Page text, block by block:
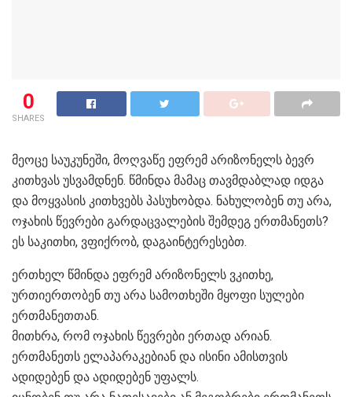
0
SHARES
მეოცე საუკუნეში, მოღვაწე ეფრემ არიზონელს ბევრ
კითხვას უსვამდნენ. წმინდა მამაც თავმდაბლად იდგა
და მოყვასის კითხვებს პასუხობდა. ნახულობენ თუ არა,
ოჯახის წევრები გარდაცვალების შემდეგ ერთმანეთს?
ეს საკითხი, ვფიქრობ, დაგაინტერესებთ.
ერთხელ წმინდა ეფრემ არიზონელს ვკითხე,
ურთიერთობენ თუ არა სამოთხეში მყოფი სულები
ერთმანეთთან.
მითხრა, რომ ოჯახის წევრები ერთად არიან.
ერთმანეთს ელაპარაკებიან და ისინი ამისთვის
ადიდებენ და ადიდებენ უფალს.